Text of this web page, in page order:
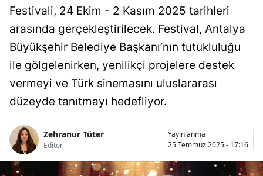
Festivali, 24 Ekim - 2 Kasım 2025 tarihleri
arasında gerçekleştirilecek. Festival, Antalya
Büyükşehir Belediye Başkanı’nın tutukluluğu
ile gölgelenirken, yenilikçi projelere destek
vermeyi ve Türk sinemasını uluslararası
düzeyde tanıtmayı hedefliyor.
Zehranur Tüter
Editör
Yayınlanma
25 Temmuz 2025 - 17:16